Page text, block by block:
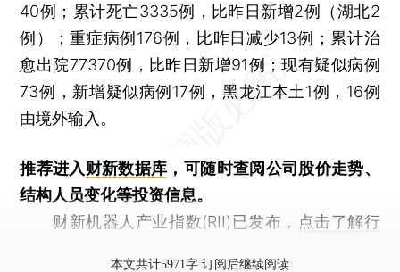
40例；累计死亡3335例，比昨日新增2例（湖北2
例）；重症病例176例，比昨日减少13例；累计治
愈出院77370例，比昨日新增91例；现有疑似病例
73例，新增疑似病例17例，黑龙江本土1例，16例
由境外输入。
推荐进入财新数据库 ，可随时查阅公司股价走势、
结构人员变化等投资信息。
财新机器人产业指数(RII)已发布， 点击了解行
本文共计5971字 订阅后继续阅读